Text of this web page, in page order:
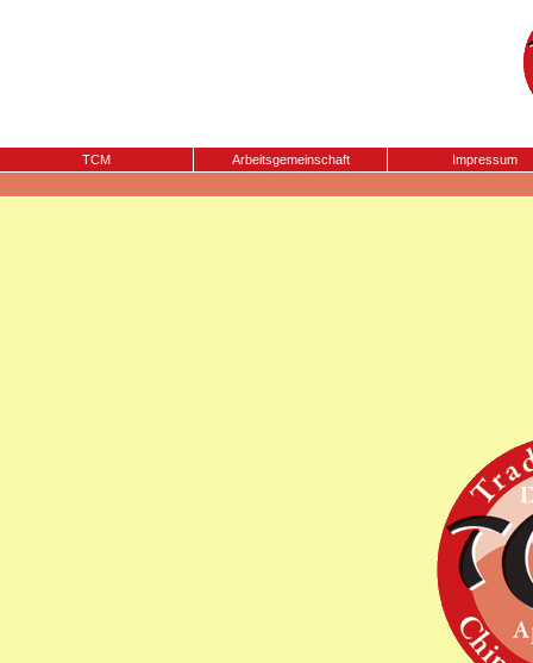
TCM Arbeitsgemeinschaft Impressum